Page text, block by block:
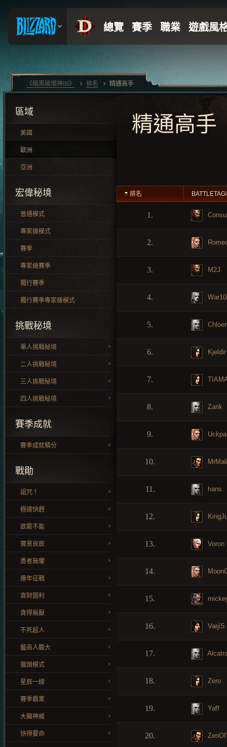
區域
美國
歐洲
亞洲
宏偉秘境
普通模式
專家級模式
賽季
專家級賽季
獨行賽季
獨行賽季專家級模式
挑戰秘境
單人挑戰秘境
二人挑戰秘境
三人挑戰秘境
四人挑戰秘境
賽季成就
賽季成就積分
戰勛
詛咒！
極速快趕
欲罷不能
寶景良辰
勇者無懼
連年征戰
貪財圖利
貪得無厭
不死超人
藝高人膽大
獵頭模式
星辰一線
賽季霸業
大顯神威
快得要命
精通高手
排名
1.
2.
3. M2J
4.
5.
6. Kjeldir
7.
8. Zarik
9. Uckpa
10.
11. hans
12.
13. Voron
14.
15.
16. VarjiS
17.
18. Zero
19. Yaff
20.
《暗黑破壞神III》 排名 精通高手